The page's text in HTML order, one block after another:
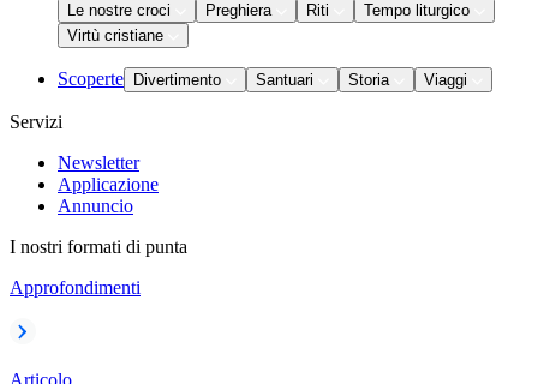
Le nostre croci
Preghiera Riti
Tempo liturgico
Virtù cristiane
Scoperte Divertimento Santuari Storia Viaggi
Servizi
Newsletter
Applicazione
Annuncio
I nostri formati di punta
Approfondimenti
Articolo